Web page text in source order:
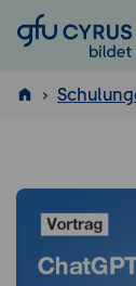
GFU Cyrus